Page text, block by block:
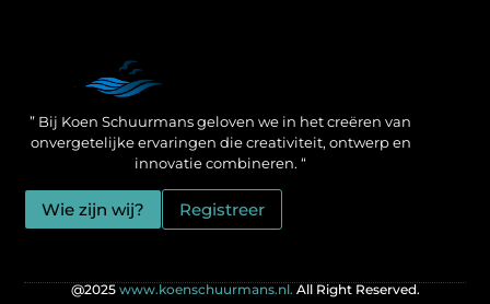
” Bij Koen Schuurmans geloven we in het creëren van
onvergetelijke ervaringen die creativiteit, ontwerp en
innovatie combineren. “
Wie zijn wij? Registreer
@2025 www.koenschuurmans.nl. All Right Reserved.